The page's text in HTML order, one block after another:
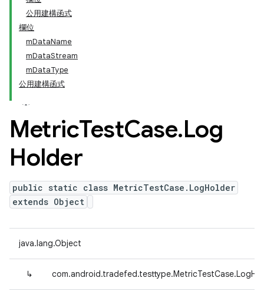
公用建構函式
欄位
mDataName
mDataStream
mDataType
公用建構函式
MetricTestCase.Log
Holder
public static class MetricTestCase.LogHolder
extends Object
java.lang.Object
↳